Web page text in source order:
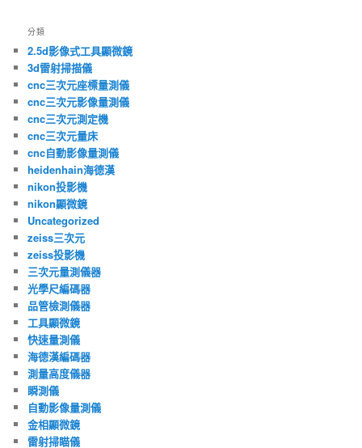
分類
2.5d影像式工具顯微鏡
3d雷射掃描儀
cnc三次元座標量測儀
cnc三次元影像量測儀
cnc三次元測定機
cnc三次元量床
cnc自動影像量測儀
heidenhain海德漢
nikon投影機
nikon顯微鏡
Uncategorized
zeiss三次元
zeiss投影機
三次元量測儀器
光學尺編碼器
品管檢測儀器
工具顯微鏡
快速量測儀
海德漢編碼器
測量高度儀器
瞬測儀
自動影像量測儀
金相顯微鏡
雷射掃瞄儀